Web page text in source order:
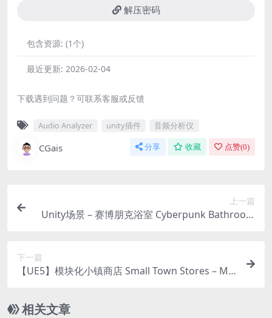
解压密码
包含资源: (1个)
最近更新: 2026-02-04
下载遇到问题？可联系客服或反馈
Audio Analyzer unity插件 音频分析仪
CGais 分享 收藏 点赞(0)
上一篇
Unity场景 – 赛博朋克浴室 Cyberpunk Bathroom
下一篇
【UE5】模块化小镇商店 Small Town Stores – Mo
相关文章